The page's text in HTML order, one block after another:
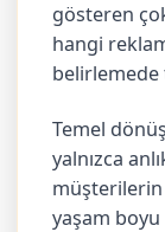
gösteren
hangi
belirlemede
Temel
yalnızca
yaşam